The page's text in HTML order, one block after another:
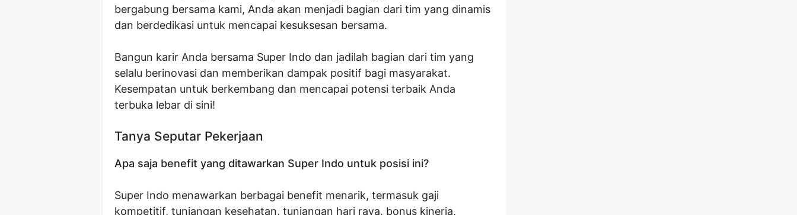
bergabung bersama kami, Anda akan menjadi bagian dari tim yang dinamis
dan berdedikasi untuk mencapai kesuksesan bersama.
Bangun karir Anda bersama Super Indo dan jadilah bagian dari tim yang
selalu berinovasi dan memberikan dampak positif bagi masyarakat.
Kesempatan untuk berkembang dan mencapai potensi terbaik Anda
terbuka lebar di sini!
Tanya Seputar Pekerjaan
Apa saja benefit yang ditawarkan Super Indo untuk posisi ini?
Super Indo menawarkan berbagai benefit menarik, termasuk gaji
kompetitif, tunjangan kesehatan, tunjangan hari raya, bonus kinerja,